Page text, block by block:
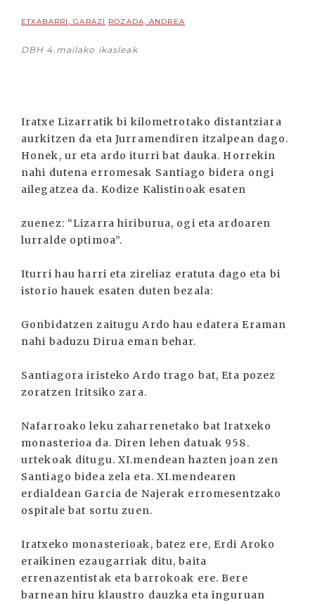
ETXABARRI, GARAZI ROZADA, ANDREA
DBH 4.mailako ikasleak
Iratxe Lizarratik bi kilometrotako distantziara
aurkitzen da eta Jurramendiren itzalpean dago.
Honek, ur eta ardo iturri bat dauka. Horrekin
nahi dutena erromesak Santiago bidera ongi
ailegatzea da. Kodize Kalistinoak esaten
zuenez: “Lizarra hiriburua, ogi eta ardoaren
lurralde optimoa”.
Iturri hau harri eta zireliaz eratuta dago eta bi
istorio hauek esaten duten bezala:
Gonbidatzen zaitugu Ardo hau edatera Eraman
nahi baduzu Dirua eman behar.
Santiagora iristeko Ardo trago bat, Eta pozez
zoratzen Iritsiko zara.
Nafarroako leku zaharrenetako bat Iratxeko
monasterioa da. Diren lehen datuak 958.
urtekoak ditugu. XI.mendean hazten joan zen
Santiago bidea zela eta. XI.mendearen
erdialdean Garcia de Najerak erromesentzako
ospitale bat sortu zuen.
Iratxeko monasterioak, batez ere, Erdi Aroko
eraikinen ezaugarriak ditu, baita
errenazentistak eta barrokoak ere. Bere
barnean hiru klaustro dauzka eta inguruan